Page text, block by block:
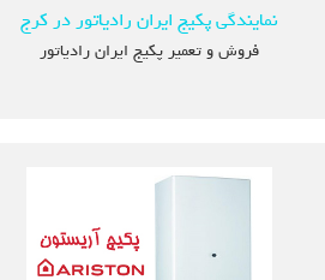
نمایندگی پکیج ایران رادیاتور در کرج
فروش و تعمیر پکیج ایران رادیاتور